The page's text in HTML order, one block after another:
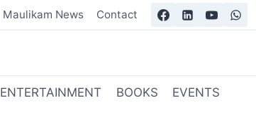
Maulikam News Contact
ENTERTAINMENT BOOKS EVENTS